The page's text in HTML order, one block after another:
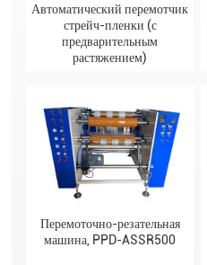
Автоматический перемотчик
стрейч-пленки (с
предварительным
растяжением)
Перемоточно-резательная
машина, PPD-ASSR500